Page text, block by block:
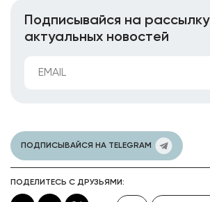
Подписывайся на рассылку
актуальных новостей
ПОДПИСЫВАЙСЯ НА TELEGRAM
ПОДЕЛИТЕСЬ С ДРУЗЬЯМИ: